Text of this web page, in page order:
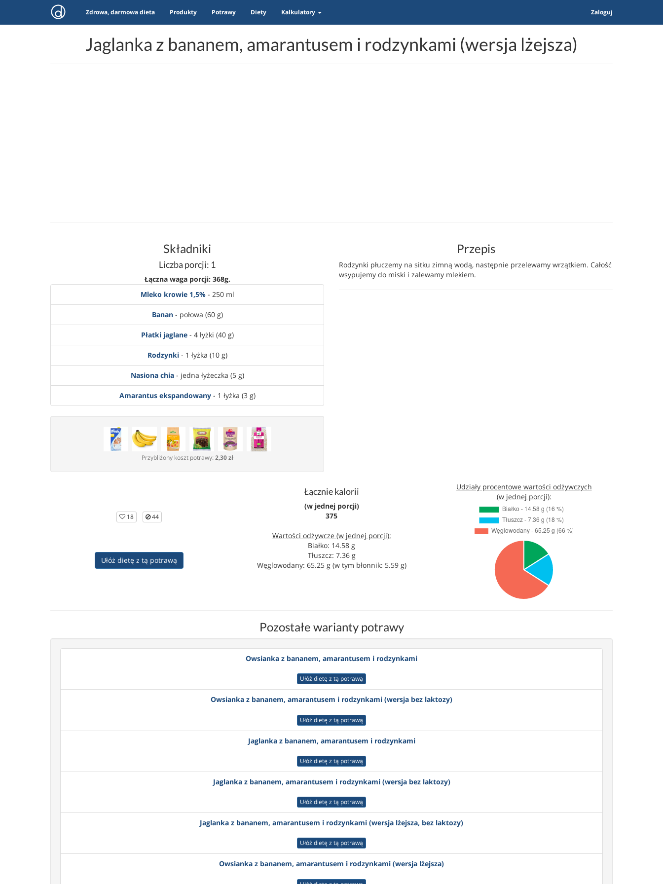
Zdrowa, darmowa dieta Produkty Potrawy Diety Kalkulatory Zaloguj
Jaglanka z bananem, amarantusem i rodzynkami (wersja lżejsza)
Składniki
Liczba porcji: 1
Łączna waga porcji: 368g.
Mleko krowie 1,5%- 250 ml
Banan- połowa (60 g)
Płatki jaglane- 4 łyżki (40 g)
Rodzynki- 1 łyżka (10 g)
Nasiona chia- jedna łyżeczka (5 g)
Amarantus ekspandowany- 1 łyżka (3 g)
Przybliżony koszt potrawy:2,30 zł
Przepis
Rodzynki płuczemy na sitku zimną wodą, następnie przelewamy wrzątkiem. Całość
wsypujemy do miski i zalewamy mlekiem.
18 44
Ułóż dietę z tą potrawą
Łącznie kalorii
(w jednej porcji)
375
Wartości odżywcze (w jednej porcji):
Białko: 14.58 g
Tłuszcz: 7.36 g
Węglowodany: 65.25 g (w tym błonnik: 5.59 g)
Udziały procentowe wartości odżywczych
(w jednej porcji):
Pozostałe warianty potrawy
Owsianka z bananem, amarantusem i rodzynkami
Ułóż dietę z tą potrawą
Owsianka z bananem, amarantusem i rodzynkami (wersja bez laktozy)
Ułóż dietę z tą potrawą
Jaglanka z bananem, amarantusem i rodzynkami
Ułóż dietę z tą potrawą
Jaglanka z bananem, amarantusem i rodzynkami (wersja bez laktozy)
Ułóż dietę z tą potrawą
Jaglanka z bananem, amarantusem i rodzynkami (wersja lżejsza, bez laktozy)
Ułóż dietę z tą potrawą
Owsianka z bananem, amarantusem i rodzynkami (wersja lżejsza)